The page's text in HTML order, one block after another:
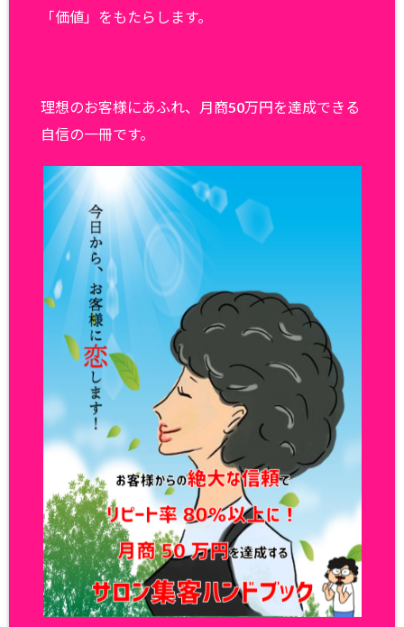
「価値」をもたらします。
理想のお客様にあふれ、月商50万円を達成できる
自信の一冊です。